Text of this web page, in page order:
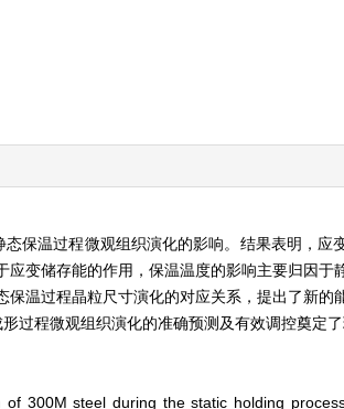
保温过程微观组织演化的影响。结果表明，应
变储存能的作用，保温温度的影响主要归因于
温过程晶粒尺寸演化的对应关系，提出了新的
过程微观组织演化的准确预测及有效调控奠定
300M steel during the static holding